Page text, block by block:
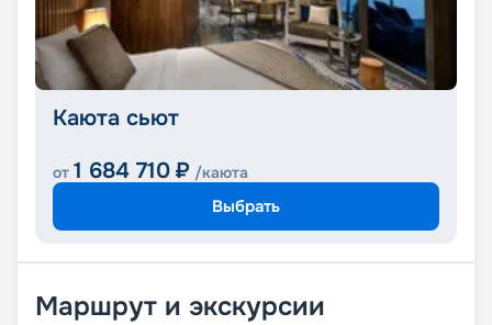
Каюта сьют
от 1 684 710 ₽ /каюта
Выбрать
Маршрут и экскурсии